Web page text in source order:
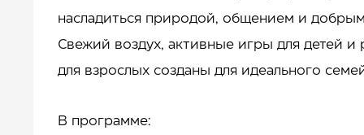
насладиться природой, общением и
Свежий воздух, активные игры для детей и
для взрослых созданы для идеального
В программе: